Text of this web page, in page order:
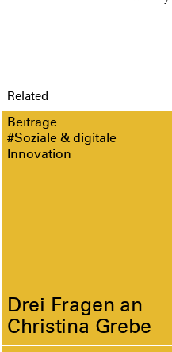
Related
Beiträge
#Soziale & digitale
Innovation
Drei Fragen an
Christina Grebe